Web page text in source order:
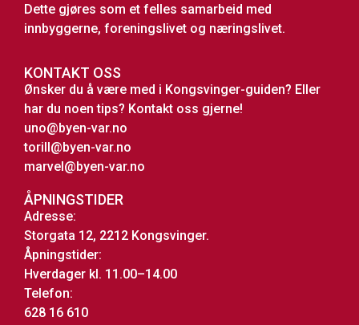
Dette gjøres som et felles samarbeid med
innbyggerne, foreningslivet og næringslivet.
KONTAKT OSS
Ønsker du å være med i Kongsvinger-guiden? Eller
har du noen tips? Kontakt oss gjerne!
uno@byen-var.no
torill@byen-var.no
marvel@byen-var.no
ÅPNINGSTIDER
Adresse:
Storgata 12, 2212 Kongsvinger.
Åpningstider:
Hverdager kl. 11.00–14.00
Telefon:
628 16 610